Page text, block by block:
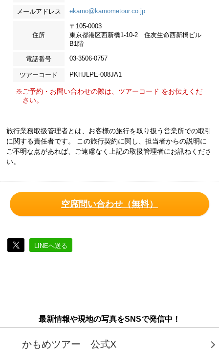
メールアドレス ekamo@kamometour.co.jp
住所
〒105-0003
東京都港区西新橋1-10-2 住友生命西新橋ビル
B1階
電話番号 03-3506-0757
ツアーコード PKHJLPE-008JA1
※ご予約・お問い合わせの際は、ツアーコード をお伝えくだ
さい。
旅行業務取扱管理者とは、お客様の旅行を取り扱う営業所での取引
に関する責任者です。 この旅行契約に関し、担当者からの説明に
ご不明な点があれば、ご遠慮なく上記の取扱管理者にお訊ねくださ
い。
空席問い合わせ（無料）
LINEへ送る
最新情報や現地の写真をSNSで発信中！
かもめツアー 公式X